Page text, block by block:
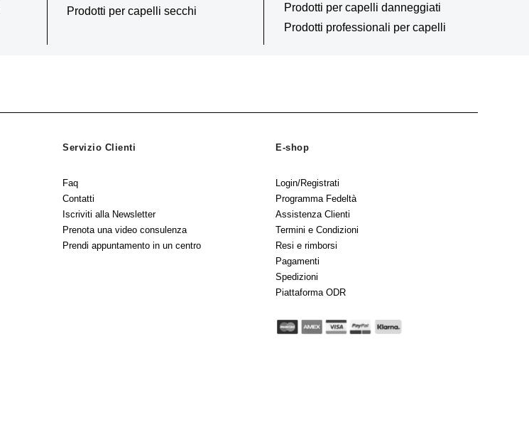
Prodotti per capelli secchi
Prodotti per capelli danneggiati
Prodotti professionali per capelli
Servizio Clienti
Faq
Contatti
Iscriviti alla Newsletter
Prenota una video consulenza
Prendi appuntamento in un centro
E-shop
Login/Registrati
Programma Fedeltà
Assistenza Clienti
Termini e Condizioni
Resi e rimborsi
Pagamenti
Spedizioni
Piattaforma ODR